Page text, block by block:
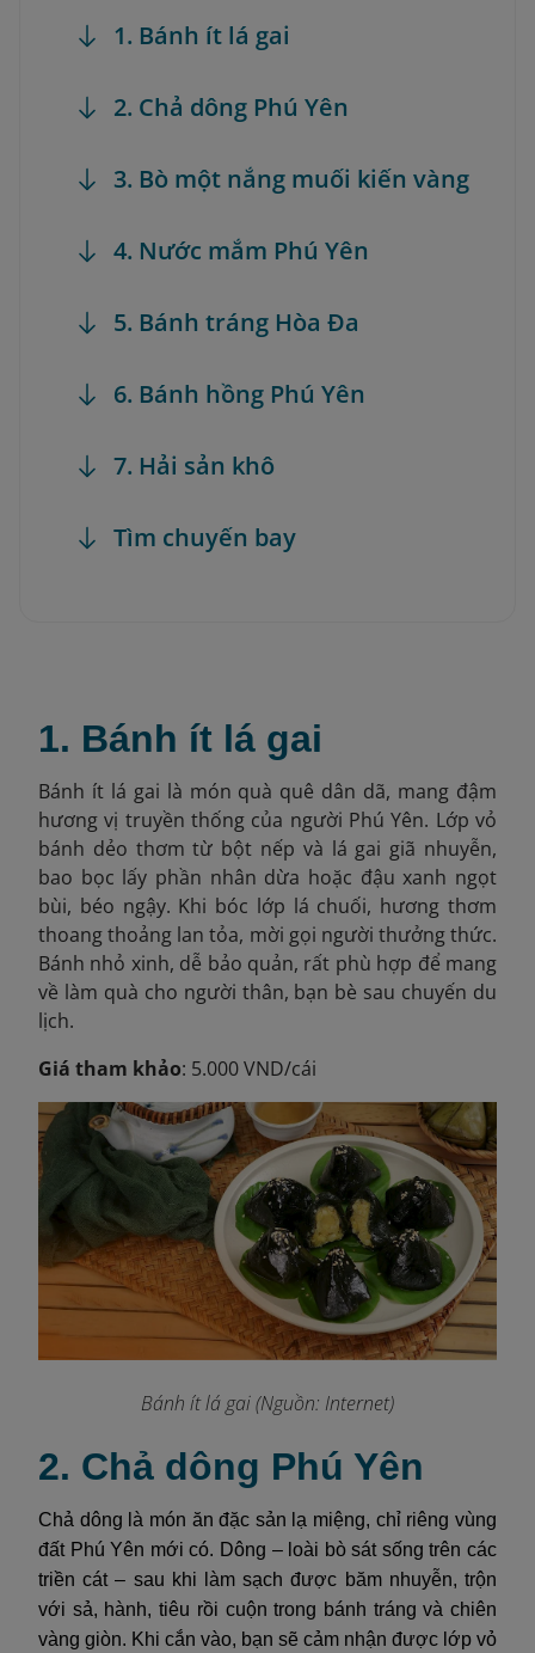
1. Bánh ít lá gai
2. Chả dông Phú Yên
3. Bò một nắng muối kiến vàng
4. Nước mắm Phú Yên
5. Bánh tráng Hòa Đa
6. Bánh hồng Phú Yên
7. Hải sản khô
Tìm chuyến bay
1. Bánh ít lá gai
Bánh ít lá gai là món quà quê dân dã, mang đậm
hương vị truyền thống của người Phú Yên. Lớp vỏ
bánh dẻo thơm từ bột nếp và lá gai giã nhuyễn,
bao bọc lấy phần nhân dừa hoặc đậu xanh ngọt
bùi, béo ngậy. Khi bóc lớp lá chuối, hương thơm
thoang thoảng lan tỏa, mời gọi người thưởng thức.
Bánh nhỏ xinh, dễ bảo quản, rất phù hợp để mang
về làm quà cho người thân, bạn bè sau chuyến du
lịch.
Giá tham khảo: 5.000 VND/cái
Bánh ít lá gai(Nguồn: Internet)
2. Chả dông Phú Yên
Chả dông là món ăn đặc sản lạ miệng, chỉ riêng vùng
đất Phú Yên mới có. Dông – loài bò sát sống trên các
triền cát – sau khi làm sạch được băm nhuyễn, trộn
với sả, hành, tiêu rồi cuộn trong bánh tráng và chiên
vàng giòn. Khi cắn vào, bạn sẽ cảm nhận được lớp vỏ